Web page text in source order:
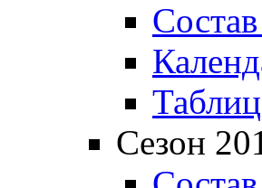
Сезон